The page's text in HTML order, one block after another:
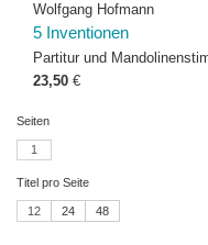
Wolfgang Hofmann
5 Inventionen
Partitur und
23,50 €
Seiten
1
Titel pro Seite
12 24 48